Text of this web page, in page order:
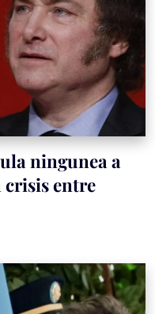
ningunea a
crisis entre